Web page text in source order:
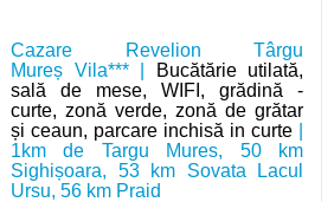
Cazare Revelion Târgu
Mureș Vila*** |
Bucătărie utilată,
sală de mese, WIFI, grădină -
curte, zonă verde, zonă de grătar
și ceaun, parcare inchisă in curte
1km de Targu Mures, 50 km
Sighișoara, 53 km Sovata Lacul
Ursu, 56 km Praid